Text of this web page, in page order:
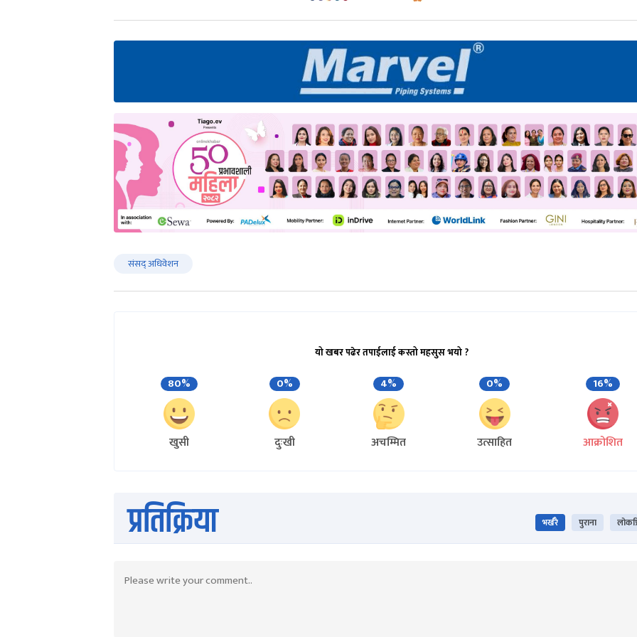
संसद् अधिवेशन
यो खबर पढेर तपाईलाई कस्तो महसुस भयो ?
80%
खुसी
0%
दुःखी
4%
अचम्मित
0%
उत्साहित
16%
आक्रोशित
प्रतिक्रिया भर्खरै पुराना